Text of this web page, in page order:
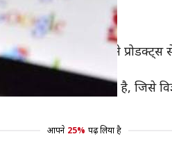
गूगल न सिर्फ अपने प्रोडक्ट्स से
तैयार करती है, जिसे
आपने 25% पढ़ लिया है